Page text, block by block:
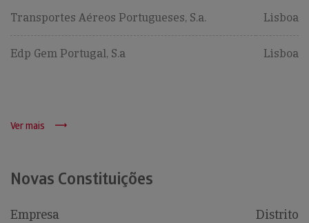
Transportes Aéreos Portugueses, S.a. Lisboa
Edp Gem Portugal, S.a Lisboa
Ver mais
Novas Constituições
Empresa Distrito